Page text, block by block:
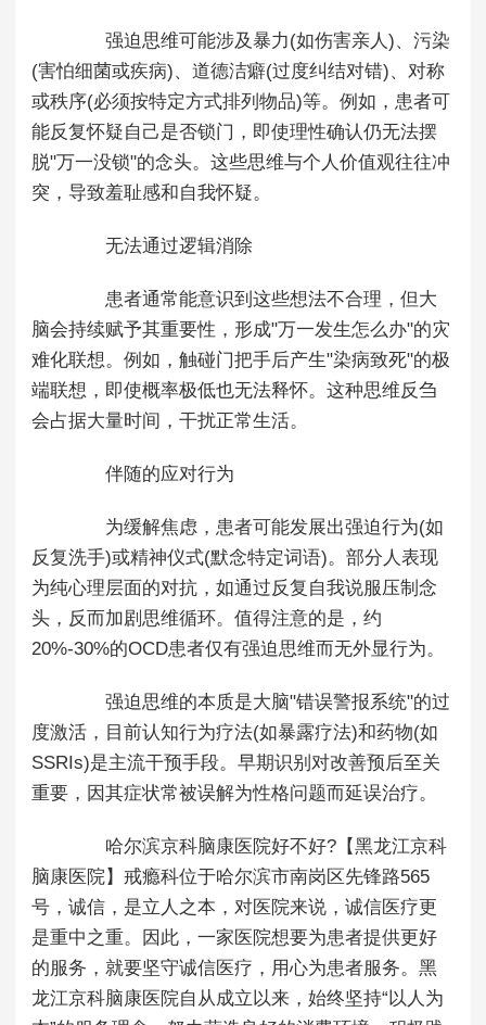
强迫思维可能涉及暴力(如伤害亲人)、污染
(害怕细菌或疾病)、道德洁癖(过度纠结对错)、对称
或秩序(必须按特定方式排列物品)等。例如，患者可
能反复怀疑自己是否锁门，即使理性确认仍无法摆
脱"万一没锁"的念头。这些思维与个人价值观往往冲
突，导致羞耻感和自我怀疑。
无法通过逻辑消除
患者通常能意识到这些想法不合理，但大
脑会持续赋予其重要性，形成"万一发生怎么办"的灾
难化联想。例如，触碰门把手后产生"染病致死"的极
端联想，即使概率极低也无法释怀。这种思维反刍
会占据大量时间，干扰正常生活。
伴随的应对行为
为缓解焦虑，患者可能发展出强迫行为(如
反复洗手)或精神仪式(默念特定词语)。部分人表现
为纯心理层面的对抗，如通过反复自我说服压制念
头，反而加剧思维循环。值得注意的是，约
20%-30%的OCD患者仅有强迫思维而无外显行为。
强迫思维的本质是大脑"错误警报系统"的过
度激活，目前认知行为疗法(如暴露疗法)和药物(如
SSRIs)是主流干预手段。早期识别对改善预后至关
重要，因其症状常被误解为性格问题而延误治疗。
哈尔滨京科脑康医院好不好?【黑龙江京科
脑康医院】戒瘾科位于哈尔滨市南岗区先锋路565
号，诚信，是立人之本，对医院来说，诚信医疗更
是重中之重。因此，一家医院想要为患者提供更好
的服务，就要坚守诚信医疗，用心为患者服务。黑
龙江京科脑康医院自从成立以来，始终坚持“以人为